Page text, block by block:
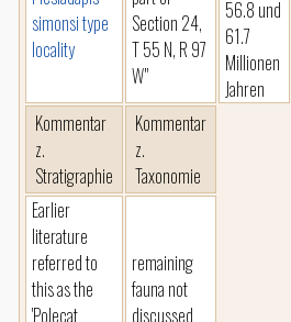
simonsi type
locality
Section 24,
T 55 N, R 97
W"
56.8 und
61.7
Millionen
Jahren
Kommentar
z.
Stratigraphie
Kommentar
z.
Taxonomie
Earlier
literature
referred to
this as the
'Polecat
remaining
fauna not
discussed